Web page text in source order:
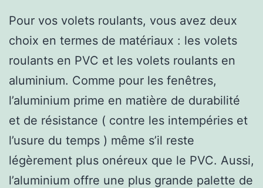
Pour vos volets roulants, vous avez deux
choix en termes de matériaux : les volets
roulants en PVC et les volets roulants en
aluminium. Comme pour les fenêtres,
l’aluminium prime en matière de durabilité
et de résistance ( contre les intempéries et
l’usure du temps ) même s’il reste
légèrement plus onéreux que le PVC. Aussi,
l’aluminium offre une plus grande palette de